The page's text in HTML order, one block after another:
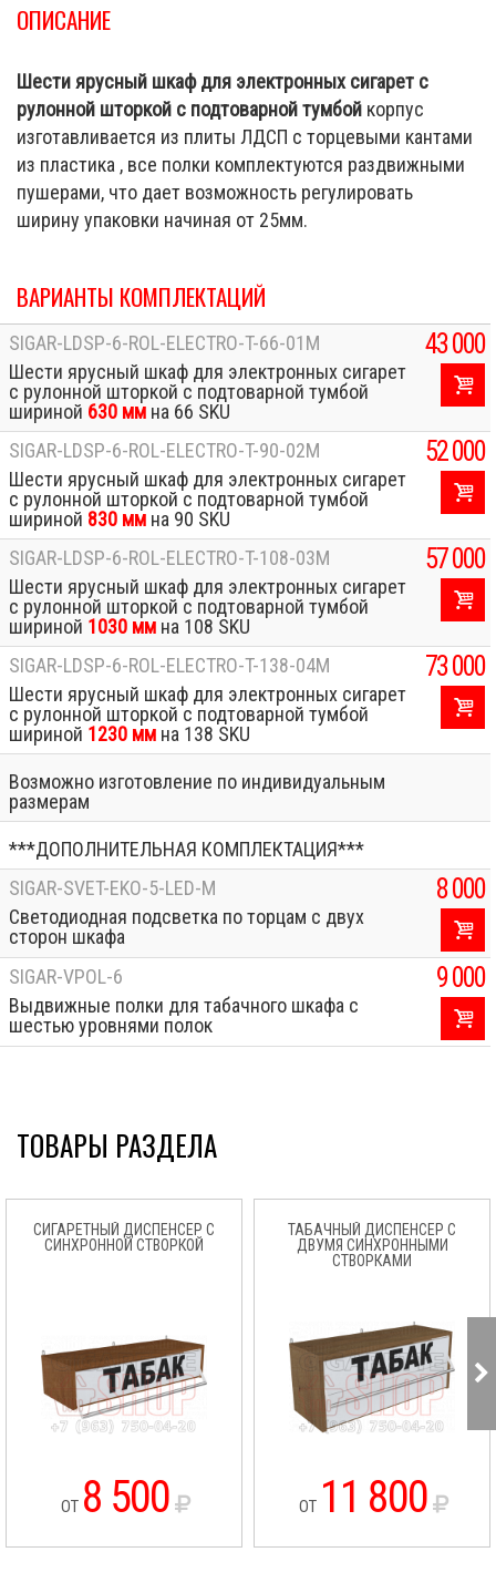
Cigarette Shop
ОПИСАНИЕ
Шести ярусный шкаф для электронных сигарет с
рулонной шторкой с подтоварной тумбой корпус
изготавливается из плиты ЛДСП с торцевыми кантами
из пластика , все полки комплектуются раздвижными
пушерами, что дает возможность регулировать
ширину упаковки начиная от 25мм.
ВАРИАНТЫ КОМПЛЕКТАЦИЙ
SIGAR-LDSP-6-ROL-ELECTRO-T-66-01M
Шести ярусный шкаф для электронных сигарет
с рулонной шторкой с подтоварной тумбой
шириной 630 мм на 66 SKU
43 000
SIGAR-LDSP-6-ROL-ELECTRO-T-90-02M
Шести ярусный шкаф для электронных сигарет
с рулонной шторкой с подтоварной тумбой
шириной 830 мм на 90 SKU
52 000
SIGAR-LDSP-6-ROL-ELECTRO-T-108-03M
Шести ярусный шкаф для электронных сигарет
с рулонной шторкой с подтоварной тумбой
шириной 1030 мм на 108 SKU
57 000
SIGAR-LDSP-6-ROL-ELECTRO-T-138-04M
Шести ярусный шкаф для электронных сигарет
с рулонной шторкой с подтоварной тумбой
шириной 1230 мм на 138 SKU
73 000
Возможно изготовление по индивидуальным
размерам
***ДОПОЛНИТЕЛЬНАЯ КОМПЛЕКТАЦИЯ***
SIGAR-SVET-EKO-5-LED-M
Светодиодная подсветка по торцам с двух
сторон шкафа
8 000
SIGAR-VPOL-6
Выдвижные полки для табачного шкафа с
шестью уровнями полок
9 000
ТОВАРЫ РАЗДЕЛА
СИГАРЕТНЫЙ ДИСПЕНСЕР С
СИНХРОННОЙ СТВОРКОЙ
ОТ 8 500
ТАБАЧНЫЙ ДИСПЕНСЕР С
ДВУМЯ СИНХРОННЫМИ
СТВОРКАМИ
ОТ 11 800